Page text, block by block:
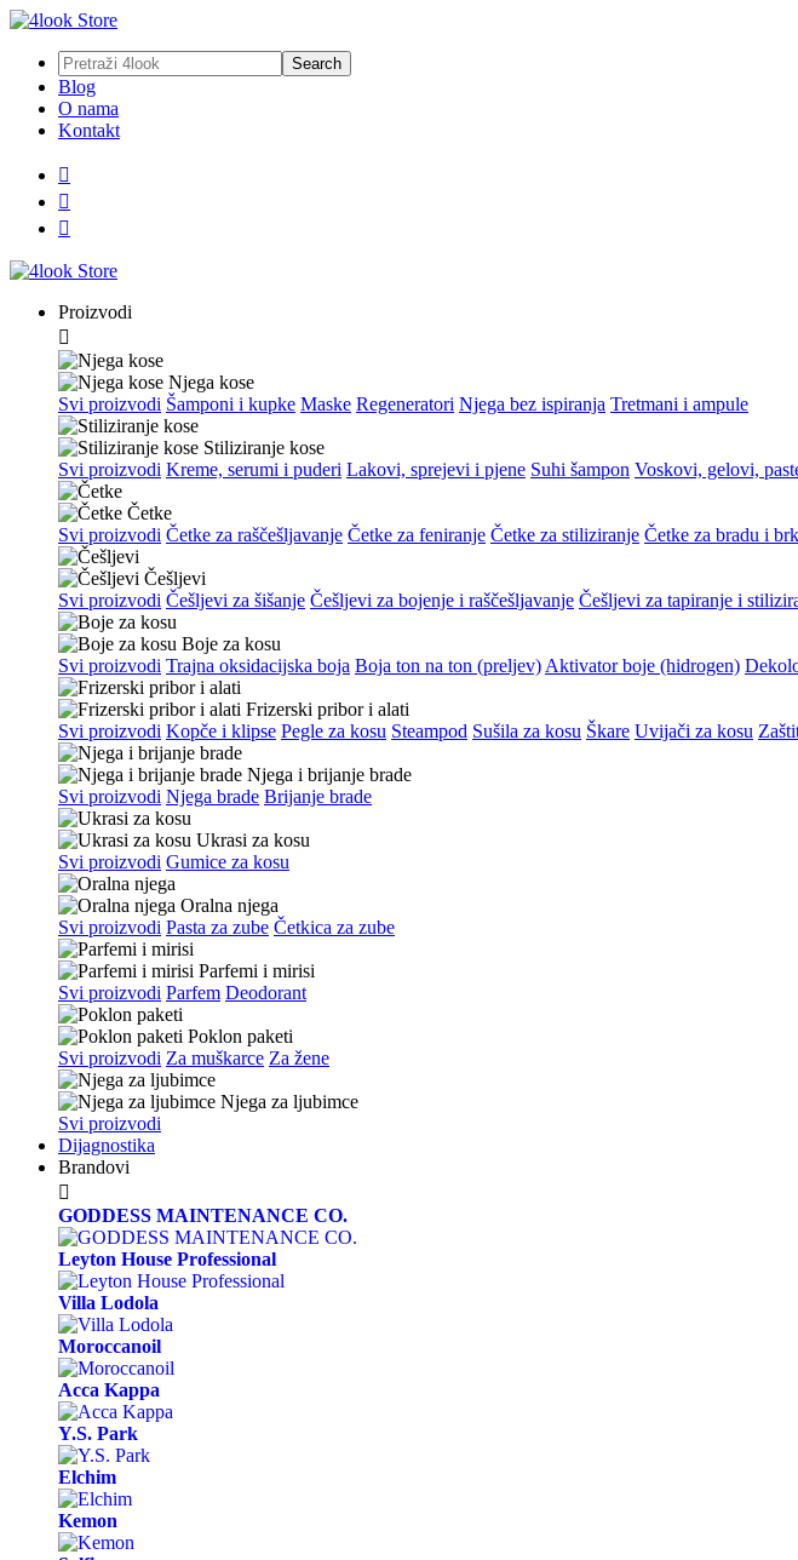
Blog
O nama
Kontakt



Proizvodi

Njega kose
Svi proizvodi Šamponi i kupke Maske Regeneratori Njega bez ispiranja Tretmani i ampule
Stiliziranje kose
Svi proizvodi Kreme, serumi i puderi Lakovi, sprejevi i pjene Suhi šampon Voskovi, gelovi,
Četke
Svi proizvodi Četke za raščešljavanje Četke za feniranje Četke za stiliziranje Četke za bradu i
Češljevi
Svi proizvodi Češljevi za šišanje Češljevi za bojenje i raščešljavanje Češljevi za tapiranje i
Boje za kosu
Svi proizvodi Trajna oksidacijska boja Boja ton na ton (preljev) Aktivator boje (hidrogen)
Frizerski pribor i alati
Svi proizvodi Kopče i klipse Pegle za kosu Steampod Sušila za kosu Škare Uvijači za kosu
Njega i brijanje brade
Svi proizvodi Njega brade Brijanje brade
Ukrasi za kosu
Svi proizvodi Gumice za kosu
Oralna njega
Svi proizvodi Pasta za zube Četkica za zube
Parfemi i mirisi
Svi proizvodi Parfem Deodorant
Poklon paketi
Svi proizvodi Za muškarce Za žene
Njega za ljubimce
Svi proizvodi
Dijagnostika
Brandovi

GODDESS MAINTENANCE CO.
Leyton House Professional
Villa Lodola
Moroccanoil
Acca Kappa
Y.S. Park
Elchim
Kemon